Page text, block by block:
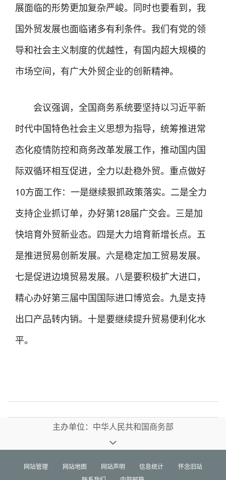
展面临的形势更加复杂严峻。同时也要看到，我
国外贸发展也面临诸多有利条件。我们有党的领
导和社会主义制度的优越性，有国内超大规模的
市场空间，有广大外贸企业的创新精神。
会议强调，全国商务系统要坚持以习近平新
时代中国特色社会主义思想为指导，统筹推进常
态化疫情防控和商务改革发展工作，推动国内国
际双循环相互促进，全力以赴稳外贸。重点做好
10方面工作：一是继续狠抓政策落实。二是全力
支持企业抓订单，办好第128届广交会。三是加
快培育外贸新业态。四是大力培育新增长点。五
是推进贸易创新发展。六是稳定加工贸易发展。
七是促进边境贸易发展。八是要积极扩大进口，
精心办好第三届中国国际进口博览会。九是支持
出口产品转内销。十是要继续提升贸易便利化水
平。
主办单位：中华人民共和国商务部
网站管理 网站地图 网站声明 信息统计
怀念旧站